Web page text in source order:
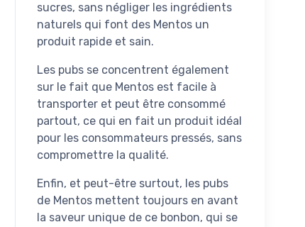
sucres, sans négliger les ingrédients
naturels qui font des Mentos un
produit rapide et sain.
Les pubs se concentrent également
sur le fait que Mentos est facile à
transporter et peut être consommé
partout, ce qui en fait un produit idéal
pour les consommateurs pressés, sans
compromettre la qualité.
Enfin, et peut-être surtout, les pubs
de Mentos mettent toujours en avant
la saveur unique de ce bonbon, qui se